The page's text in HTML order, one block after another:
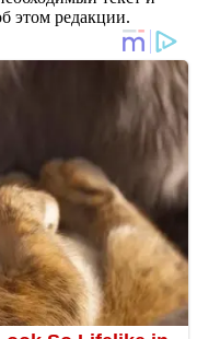
этом редакции.